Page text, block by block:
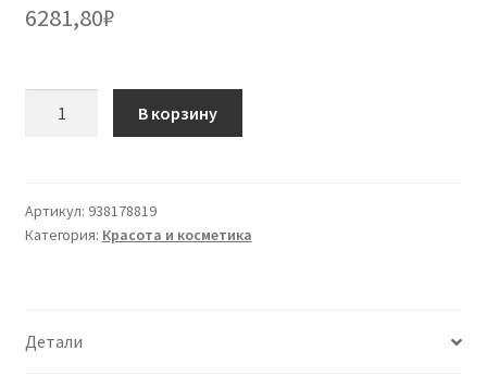
6281,80₽
тела
против
В корзину
Артикул: 938178819
Категория: Красота и косметика
Детали